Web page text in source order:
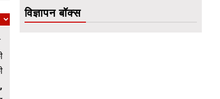
विज्ञापन बॉक्स